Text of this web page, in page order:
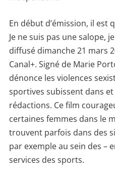
En début d’émission, il
Je ne suis pas une salope,
diffusé dimanche 21 mars
Canal+. Signé de Marie
dénonce les violences
sportives subissent dans et
rédactions. Ce film
certaines femmes dans le
trouvent parfois dans des
par exemple au sein des –
services des sports.